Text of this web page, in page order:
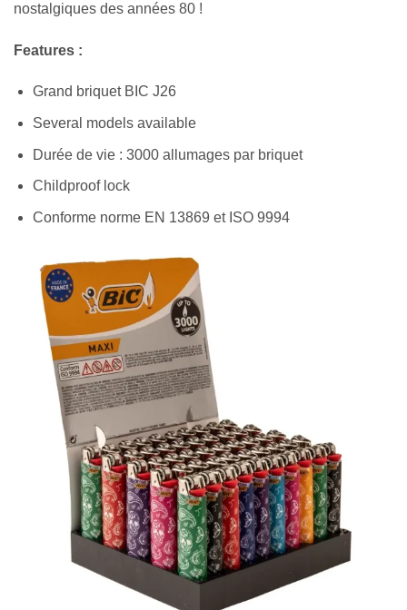
nostalgiques des années 80 !
Features :
Grand briquet BIC J26
Several models available
Durée de vie : 3000 allumages par briquet
Childproof lock
Conforme norme EN 13869 et ISO 9994